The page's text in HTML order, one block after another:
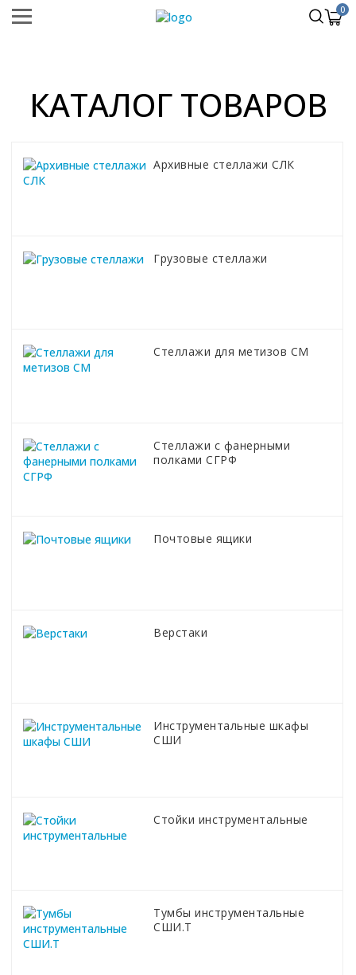
0
КАТАЛОГ ТОВАРОВ
Архивные стеллажи СЛК
Грузовые стеллажи
Стеллажи для метизов СМ
Стеллажи с фанерными
полками СГРФ
Почтовые ящики
Верстаки
Инструментальные шкафы
СШИ
Стойки инструментальные
Тумбы инструментальные
СШИ.Т